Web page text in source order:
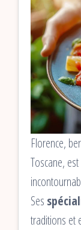
Florence,
Toscane,
Ses
traditions et